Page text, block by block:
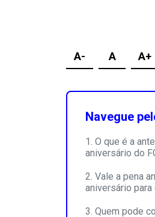
A- A A+
Navegue
O que é a
aniversário do
Vale a pena
aniversário
Quem pode